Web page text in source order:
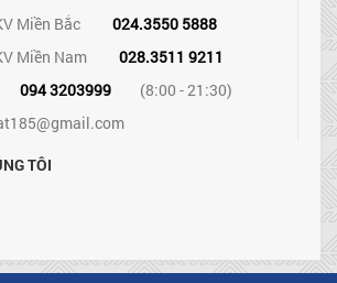
Miền Bắc
024.3550 5888
Miền Nam
028.3511 9211
094 3203999
(8:00 - 21:30)
TÔI